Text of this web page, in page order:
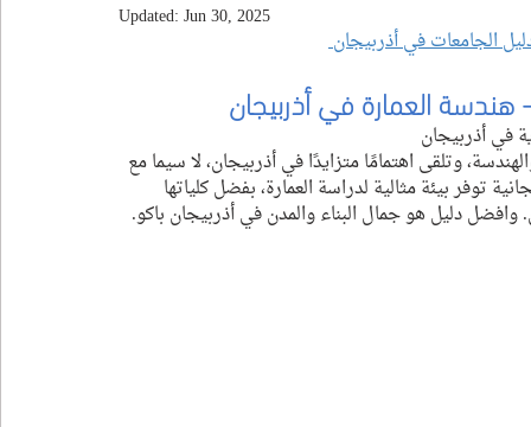
study-in-syria
علاج الأسنان العلاج في تركيا العلاج في لبنان
Updated:Jun 30, 2025
الجامعات في أذربيجان
هندسة العمارة في أذربيجان
في أذربيجان
وتلقى اهتمامًا متزايدًا في أذربيجان، لا سيما مع
توفر بيئة مثالية لدراسة العمارة، بفضل كلياتها
وافضل دليل هو جمال البناء والمدن في أذربيجان باكو.